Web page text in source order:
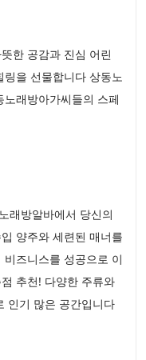
한 공감과 진심 어린
을 선물합니다 상동노
래방아가씨들의 스페
래방알바에서 당신의
양주와 세련된 매너를
즈니스를 성공으로 이
추천! 다양한 주류와
인기 많은 공간입니다